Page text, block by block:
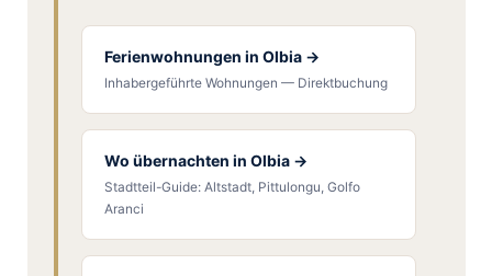
Ferienwohnungen in Olbia →
Inhabergeführte Wohnungen — Direktbuchung
Wo übernachten in Olbia →
Stadtteil-Guide: Altstadt, Pittulongu, Golfo
Aranci